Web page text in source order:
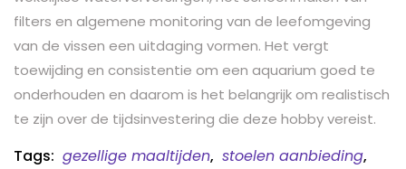
filters en algemene monitoring van de leefomgeving
van de vissen een uitdaging vormen. Het vergt
toewijding en consistentie om een aquarium goed te
onderhouden en daarom is het belangrijk om realistisch
te zijn over de tijdsinvestering die deze hobby vereist.
Tags: gezellige maaltijden, stoelen aanbieding,